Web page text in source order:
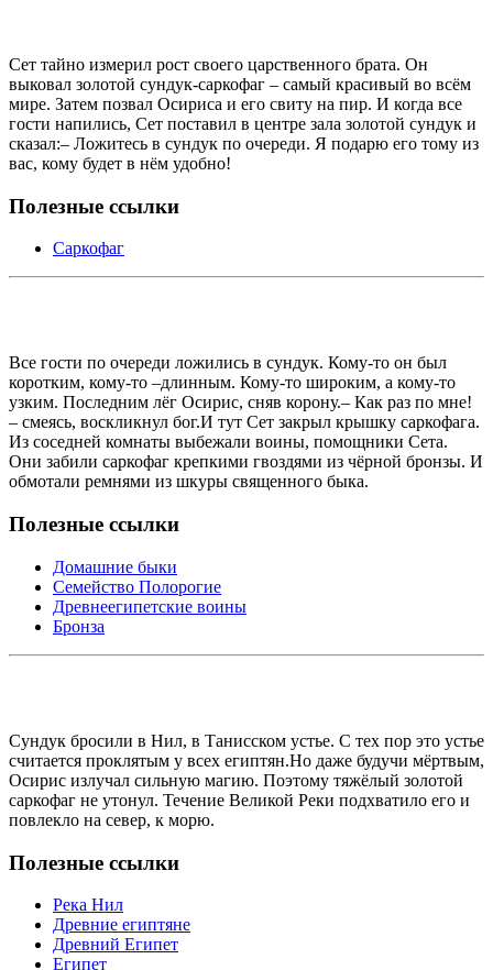
Сет тайно измерил рост своего царственного брата. Он
выковал золотой сундук-саркофаг – самый красивый во всём
мире. Затем позвал Осириса и его свиту на пир. И когда все
гости напились, Сет поставил в центре зала золотой сундук и
сказал:– Ложитесь в сундук по очереди. Я подарю его тому из
вас, кому будет в нём удобно!
Полезные ссылки
Саркофаг
Все гости по очереди ложились в сундук. Кому-то он был
коротким, кому-то –длинным. Кому-то широким, а кому-то
узким. Последним лёг Осирис, сняв корону.– Как раз по мне!
– смеясь, воскликнул бог.И тут Сет закрыл крышку саркофага.
Из соседней комнаты выбежали воины, помощники Сета.
Они забили саркофаг крепкими гвоздями из чёрной бронзы. И
обмотали ремнями из шкуры священного быка.
Полезные ссылки
Домашние быки
Семейство Полорогие
Древнеегипетские воины
Бронза
Сундук бросили в Нил, в Танисском устье. С тех пор это устье
считается проклятым у всех египтян.Но даже будучи мёртвым,
Осирис излучал сильную магию. Поэтому тяжёлый золотой
саркофаг не утонул. Течение Великой Реки подхватило его и
повлекло на север, к морю.
Полезные ссылки
Река Нил
Древние египтяне
Древний Египет
Египет